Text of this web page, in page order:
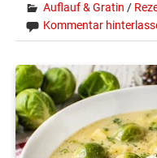
Auflauf & Gratin /
Kommentar